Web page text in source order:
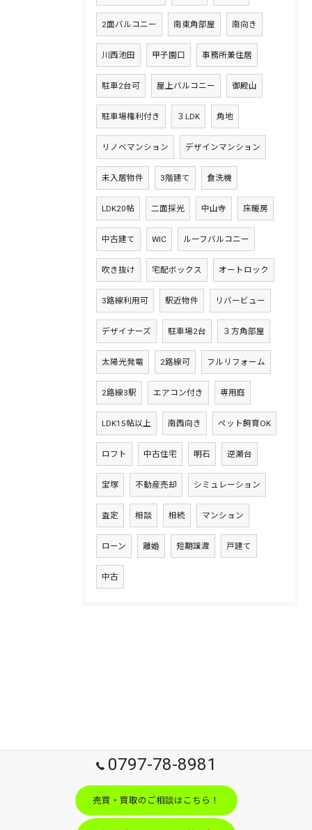
2面バルコニー 南東角部屋 南向き
川西池田 甲子園口 事務所兼住居
駐車2台可 屋上バルコニー 御殿山
駐車場権利付き ３LDK 角地
リノベマンション デザインマンション
未入居物件 3階建て 食洗機
LDK20帖 二面採光 中山寺 床暖房
中古建て WIC ルーフバルコニー
吹き抜け 宅配ボックス オートロック
3路線利用可 駅近物件 リバービュー
デザイナーズ 駐車場2台 ３方角部屋
太陽光発電 2路線可 フルリフォーム
2路線3駅 エアコン付き 専用庭
LDK15帖以上 南西向き ペット飼育OK
ロフト 中古住宅 明石 逆瀬台
宝塚 不動産売却 シミュレーション
査定 相談 相続 マンション
ローン 離婚 短期譲渡 戸建て
中古
0797-78-8981
売買・買取のご相談はこちら！